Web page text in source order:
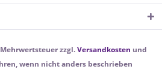
zzgl.Versandkosten und
wenn nicht anders beschrieben